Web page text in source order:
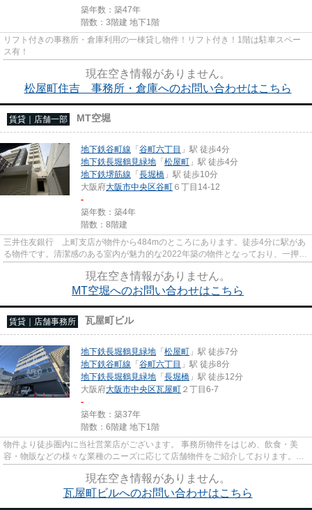
築年数：築47年
階数：3階建 地下1階
リフト付きの事務所・倉庫利用の一棟貸し物件！リフト付き！1階は駐車スペー
ス有！
現在空き情報がありません。
松屋町住吉 事務所・倉庫へのお問い合わせはこちら
賃貸｜店舗一部 MT空堀
地下鉄谷町線 「谷町六丁目 」駅 徒歩4分
地下鉄長堀鶴見緑地 「松屋町 」駅 徒歩4分
地下鉄堺筋線 「長堀橋 」駅 徒歩10分
大阪府大阪市中央区谷町 ６丁目14-12
-
築年数：築4年
階数：8階建
三井住友銀行 上町支店が物件から484mのところにあります。徒歩4分に駅があ
る物件です。清潔感のある室内が魅力的な2022年築の物件となっており、一押し
です。物件から駐車場までの距...
現在空き情報がありません。
MT空堀へのお問い合わせはこちら
賃貸｜店舗事務所 瓦屋町ビル
地下鉄長堀鶴見緑地 「松屋町 」駅 徒歩7分
地下鉄谷町線 「谷町六丁目 」駅 徒歩8分
地下鉄長堀鶴見緑地 「長堀橋 」駅 徒歩12分
大阪府大阪市中央区瓦屋町 ２丁目6-7
-
築年数：築37年
階数：6階建 地下1階
物件より徒歩圏内に当社営業店がございます。 事務所物件をはじめ、飲食・美
容・物販などの様々な業種のニーズに応じて店舗物件をご紹介しております。
尚、弊社ではおとり広告は一切...
現在空き情報がありません。
瓦屋町ビルへのお問い合わせはこちら